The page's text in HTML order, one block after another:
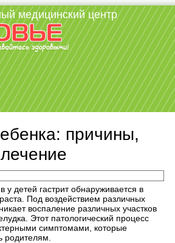
медицинский центр
причины,
у детей гастрит обнаруживается в
Под воздействием различных
воспаление различных участков
Этот патологический процесс
симптомами, которые
родителям.